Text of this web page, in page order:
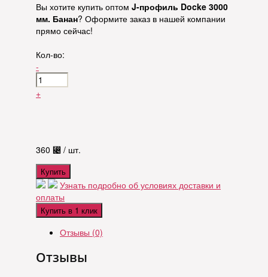
Вы хотите купить оптом J-профиль Docke 3000
мм. Банан? Оформите заказ в нашей компании
прямо сейчас!
Кол-во:
-
+
360 ⃄ / шт.
Купить
Узнать подробно об условиях доставки и
оплаты
Купить в 1 клик
Отзывы (0)
Отзывы